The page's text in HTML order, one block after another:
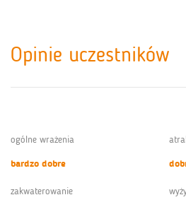
Opinie uczestników
ogólne wrażenia
bardzo dobre
zakwaterowanie